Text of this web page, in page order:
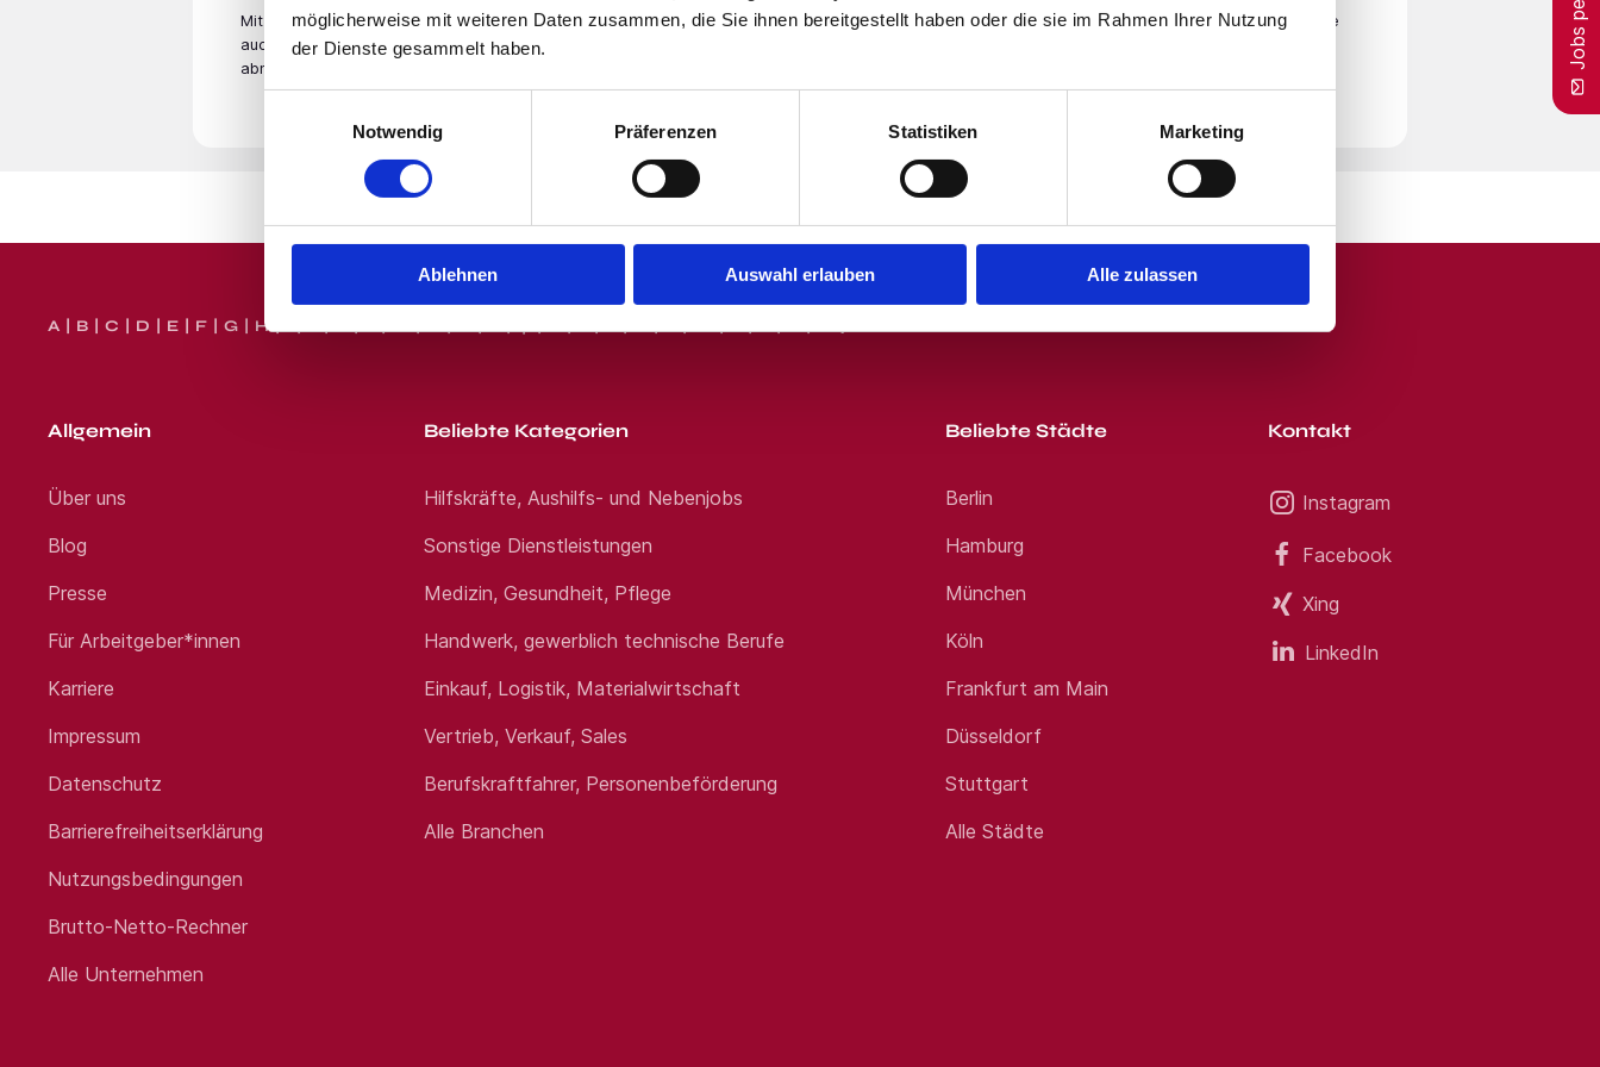
möglicherweise mit weiteren Daten zusammen, die Sie ihnen bereitgestellt haben oder die sie im Rahmen Ihrer Nutzung
der Dienste gesammelt haben.
Notwendig
Präferenzen Statistiken Marketing
Ablehnen Auswahl erlauben Alle zulassen
bewerben Jetzt bewerben
Standort:Linz am Rhein
Mit der Eingabe Deiner E-Mail­adresse und dem Klicken des "Jobangebote per E-Mail"-Buttons stimmst Du unseren Nutzungsbedingungen zu. Beachte
auch unsere Datenschutzerklärung. Du erhältst von uns passende Jobangebote per E-Mail. Du kannst Dich jeder Zeit von unserem E-Mail-Service
abmelden.
A B C D E F G H
Allgemein
Über uns
Blog
Presse
Für Arbeitgeber*innen
Karriere
Impressum
Datenschutz
Barrierefreiheitserklärung
Nutzungsbedingungen
Brutto-Netto-Rechner
Alle Unternehmen
Beliebte Kategorien
Hilfskräfte, Aushilfs- und Nebenjobs
Sonstige Dienstleistungen
Medizin, Gesundheit, Pflege
Handwerk, gewerblich technische Berufe
Einkauf, Logistik, Materialwirtschaft
Vertrieb, Verkauf, Sales
Berufskraftfahrer, Personenbeförderung
Alle Branchen
Beliebte Städte
Berlin
Hamburg
München
Köln
Frankfurt am Main
Düsseldorf
Stuttgart
Alle Städte
Kontakt
Instagram
Facebook
Xing
LinkedIn